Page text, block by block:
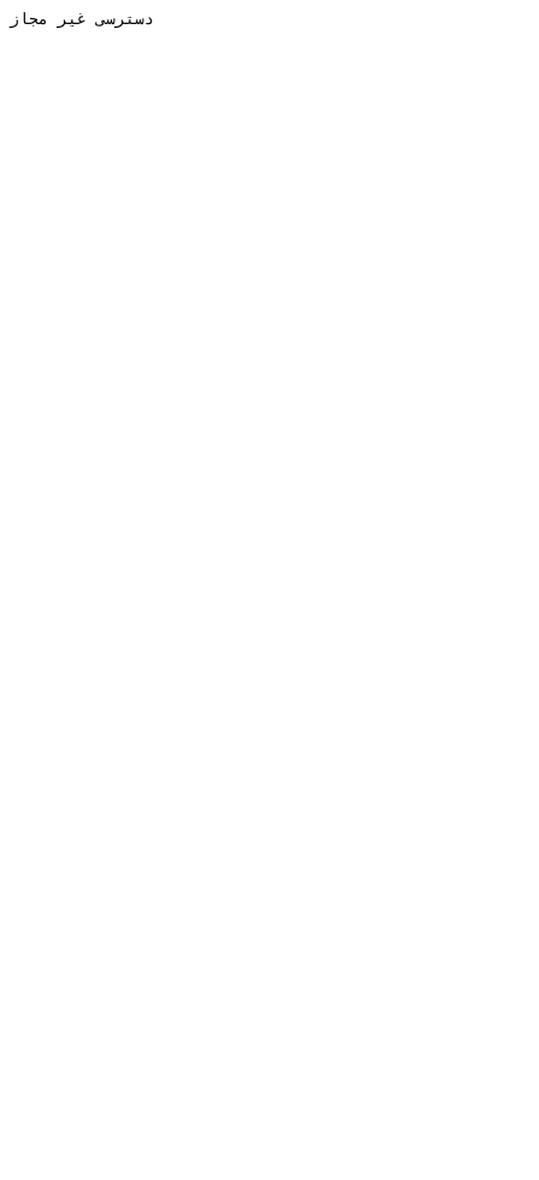
دسترسی غیر مجاز